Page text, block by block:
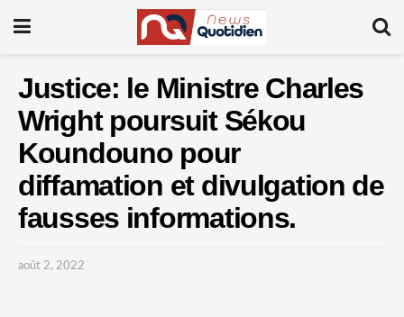
Justice: le Ministre Charles
Wright poursuit Sékou
Koundouno pour
diffamation et divulgation de
fausses informations.
août 2, 2022